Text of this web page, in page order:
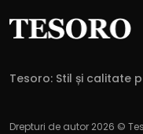
Tesoro: Stil și calitate
Drepturi de autor 2026 ©